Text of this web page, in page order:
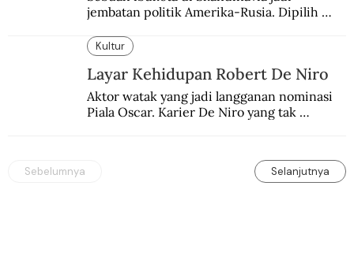
jembatan politik Amerika-Rusia. Dipilih
Kultur
Layar Kehidupan Robert De Niro
Aktor watak yang jadi langganan nominasi
Piala Oscar. Karier De Niro yang tak
Sebelumnya Selanjutnya